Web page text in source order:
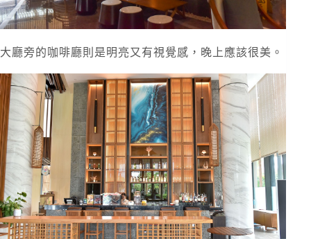
大廳旁的咖啡廳則是明亮又有視覺感，晚上應該很美。